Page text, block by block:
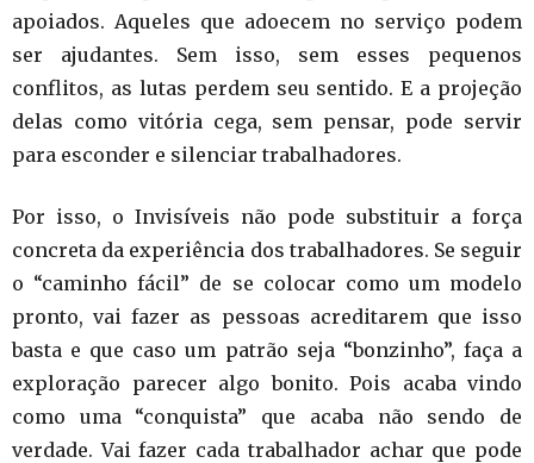
apoiados. Aqueles que adoecem no serviço podem
ser ajudantes. Sem isso, sem esses pequenos
conflitos, as lutas perdem seu sentido. E a projeção
delas como vitória cega, sem pensar, pode servir
para esconder e silenciar trabalhadores.
Por isso, o Invisíveis não pode substituir a força
concreta da experiência dos trabalhadores. Se seguir
o “caminho fácil” de se colocar como um modelo
pronto, vai fazer as pessoas acreditarem que isso
basta e que caso um patrão seja “bonzinho”, faça a
exploração parecer algo bonito. Pois acaba vindo
como uma “conquista” que acaba não sendo de
verdade. Vai fazer cada trabalhador achar que pode